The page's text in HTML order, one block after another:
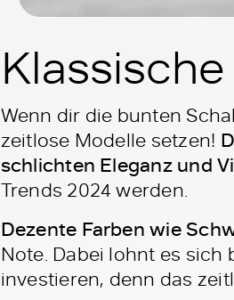
Wenn dir die bunten
zeitlose Modelle setzen!
schlichten Eleganz und
Trends 2024 werden.
Dezente Farben wie
Note. Dabei lohnt es
investieren, denn das